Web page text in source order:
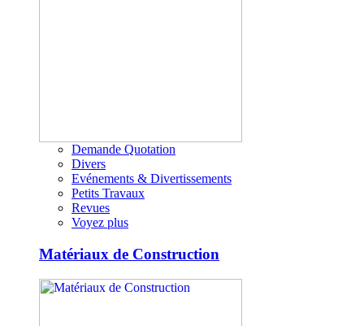
Demande Quotation
Divers
Evénements & Divertissements
Petits Travaux
Revues
Voyez plus
Matériaux de Construction